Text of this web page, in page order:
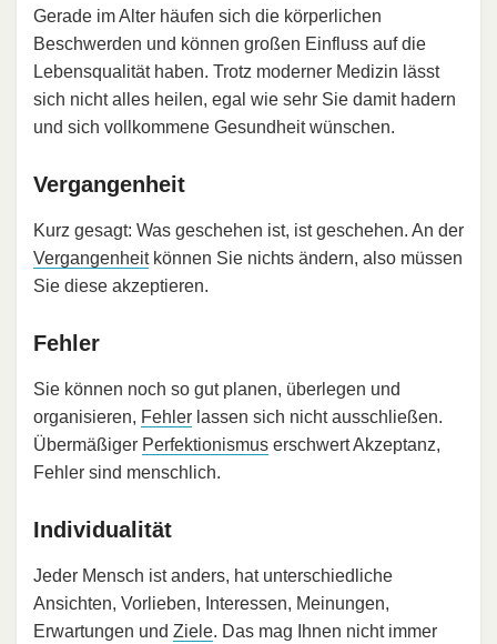
Gerade im Alter häufen sich die körperlichen
Beschwerden und können großen Einfluss auf die
Lebensqualität haben. Trotz moderner Medizin lässt
sich nicht alles heilen, egal wie sehr Sie damit hadern
und sich vollkommene Gesundheit wünschen.
Vergangenheit
Kurz gesagt: Was geschehen ist, ist geschehen. An der
Vergangenheitkönnen Sie nichts ändern, also müssen
Sie diese akzeptieren.
Fehler
Sie können noch so gut planen, überlegen und
organisieren, Fehler lassen sich nicht ausschließen.
Übermäßiger Perfektionismus erschwert Akzeptanz,
Fehler sind menschlich.
Individualität
Jeder Mensch ist anders, hat unterschiedliche
Ansichten, Vorlieben, Interessen, Meinungen,
Erwartungen und Ziele. Das mag Ihnen nicht immer